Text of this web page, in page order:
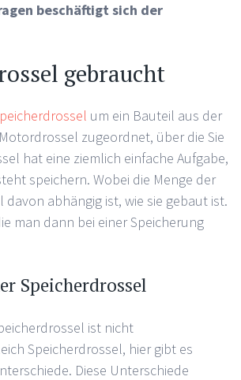
beschäftigt sich der
gebraucht
um ein Bauteil aus der
zugeordnet, über die Sie
hat eine ziemlich einfache Aufgabe,
speichern. Wobei die Menge der
abhängig ist, wie sie gebaut ist.
man dann bei einer Speicherung
Speicherdrossel
ist nicht
Speicherdrossel, hier gibt es
Diese Unterschiede